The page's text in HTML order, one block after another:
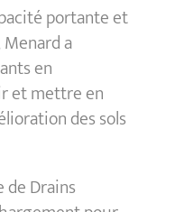
portante et
a
en
et mettre en
des sols
Drains